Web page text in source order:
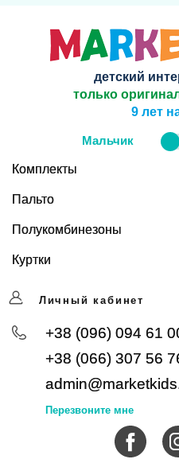
детский
только
9 лет
Мальчик
Комплекты
Пальто
Полукомбинезоны
Куртки
Личный кабинет
+38 (096) 094 61
+38 (066) 307 56
Перезвоните мне